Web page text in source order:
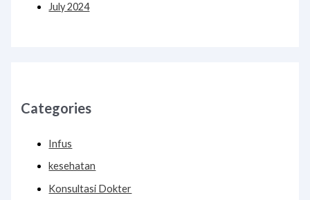
July 2024
Categories
Infus
kesehatan
Konsultasi Dokter